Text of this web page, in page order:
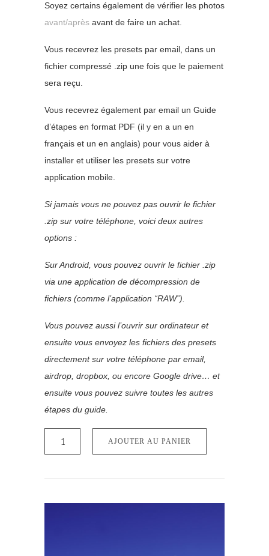
Soyez certains également de vérifier les photos
avant/après avant de faire un achat.
Vous recevrez les presets par email, dans un
fichier compressé .zip une fois que le paiement
sera reçu.
Vous recevrez également par email un Guide
d’étapes en format PDF (il y en a un en
français et un en anglais) pour vous aider à
installer et utiliser les presets sur votre
application mobile.
Si jamais vous ne pouvez pas ouvrir le fichier
.zip sur votre téléphone, voici deux autres
options :
Sur Android, vous pouvez ouvrir le fichier .zip
via une application de décompression de
fichiers (comme l’application “RAW”).
Vous pouvez aussi l’ouvrir sur ordinateur et
ensuite vous envoyez les fichiers des presets
directement sur votre téléphone par email,
airdrop, dropbox, ou encore Google drive… et
ensuite vous pouvez suivre toutes les autres
étapes du guide.
Duo
AJOUTER AU PANIER